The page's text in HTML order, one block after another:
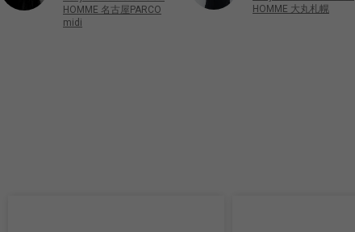
HOMME 名古屋PARCO
midi
HOMME 大丸札幌